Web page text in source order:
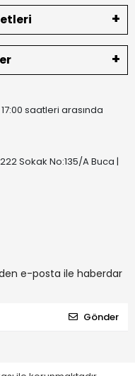
saatleri arasında
Sokak No:135/A Buca |
e-posta ile haberdar
Gönder